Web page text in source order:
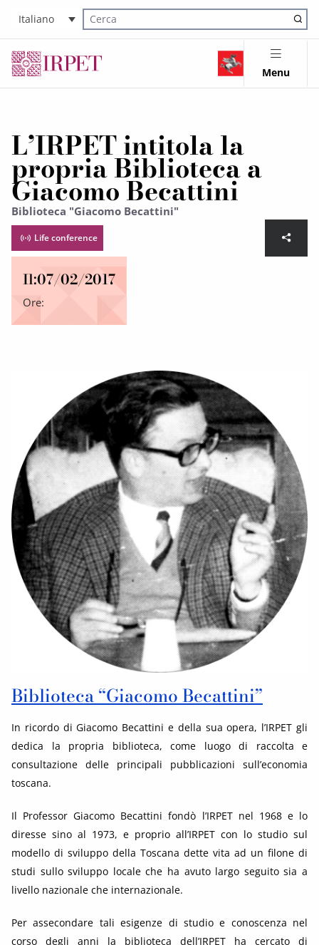
Italiano
Cerca nel sito
Menu
L’IRPET intitola la
propria Biblioteca a
Giacomo Becattini
Biblioteca "Giacomo Becattini"
Life conference
Il:07/02/2017
Ore:
Biblioteca “Giacomo Becattini”
In ricordo di Giacomo Becattini e della sua opera, l’IRPET gli
dedica la propria biblioteca, come luogo di raccolta e
consultazione delle principali pubblicazioni sull’economia
toscana.
Il Professor Giacomo Becattini fondò l’IRPET nel 1968 e lo
diresse sino al 1973, e proprio all’IRPET con lo studio sul
modello di sviluppo della Toscana dette vita ad un filone di
studi sullo sviluppo locale che ha avuto largo seguito sia a
livello nazionale che internazionale.
Per assecondare tali esigenze di studio e conoscenza nel
corso degli anni la biblioteca dell’IRPET ha cercato di